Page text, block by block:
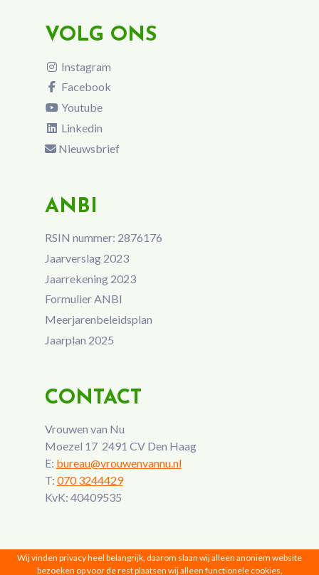
VOLG ONS
Instagram
Facebook
Youtube
Linkedin
Nieuwsbrief
ANBI
RSIN nummer: 2876176
Jaarverslag 2023
Jaarrekening 2023
Formulier ANBI
Meerjarenbeleidsplan
Jaarplan 2025
CONTACT
Vrouwen van Nu
Moezel 17 2491 CV Den Haag
E: bureau@vrouwenvannu.nl
T: 070 3244429
KvK: 40409535
Wij vinden privacy heel belangrijk, daarom slaan wij alleen anoniem website
bezoeken op voor de rest plaatsen wij alleen functionele cookies,